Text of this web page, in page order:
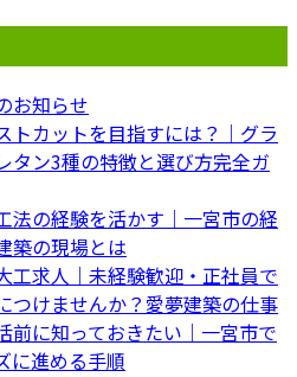
お知らせ
トカットを目指すには？｜グラ
タン3種の特徴と選び方完全ガ
法の経験を活かす｜一宮市の経
築の現場とは
工求人｜未経験歓迎・正社員で
つけませんか？愛夢建築の仕事
前に知っておきたい｜一宮市で
に進める手順